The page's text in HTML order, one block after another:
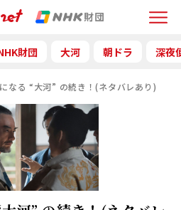
Menu
財団 大河 朝ドラ 深夜
なる “大河” の続き！(ネタバレあり)